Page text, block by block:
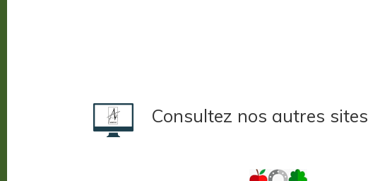
Consultez nos autres sites